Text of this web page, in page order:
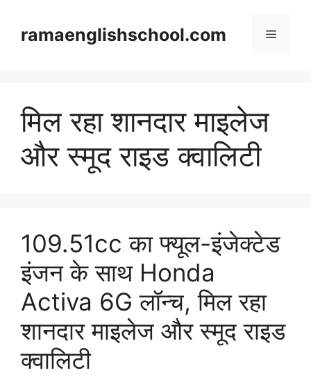
contentramaenglishschool.com Menu
मिल रहा शानदार माइलेज
और स्मूद राइड क्वालिटी
109.51cc का फ्यूल-इंजेक्टेड
इंजन के साथ Honda
Activa 6G लॉन्च, मिल रहा
शानदार माइलेज और स्मूद राइड
क्वालिटी